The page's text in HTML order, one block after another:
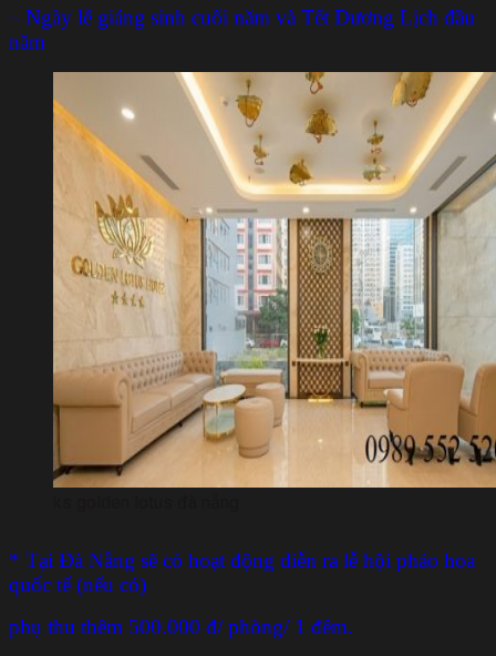
– Ngày lễ giáng sinh cuối năm và Tết Dương Lịch đầu
năm
* Tại Đà Nẵng sẽ có hoạt động diễn ra lễ hội pháo hoa
quốc tế (nếu có)
phụ thu thêm 500.000 đ/ phòng/ 1 đêm.